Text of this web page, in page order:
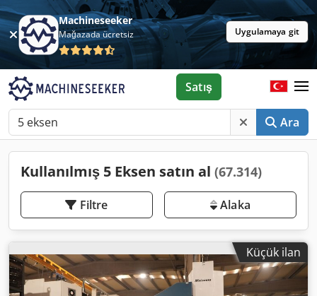
Machineseeker
Mağazada ücretsiz Uygulamaya git
Ara
Satış
Kullanılmış 5 Eksen satın al (67.314)
Filtre Alaka
Küçük ilan